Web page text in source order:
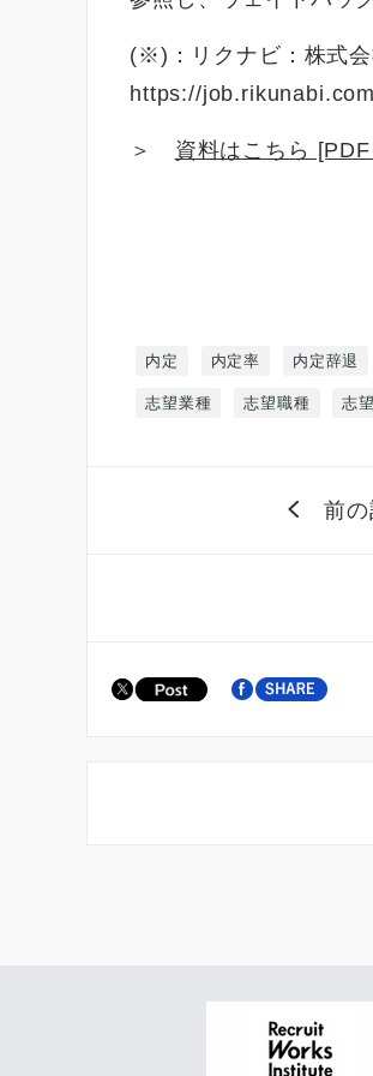
(※)：リクナビ：株式会
https://
＞ 資料はこちら
内定 内定率 内定辞退
志望業種 志望職種 志
前